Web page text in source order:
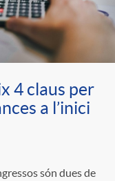
4 claus per
a l’inici
són dues de